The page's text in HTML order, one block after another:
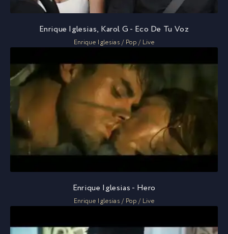
Enrique Iglesias, Karol G - Eco De Tu Voz
Enrique Iglesias / Pop / Live
Enrique Iglesias - Hero
Enrique Iglesias / Pop / Live